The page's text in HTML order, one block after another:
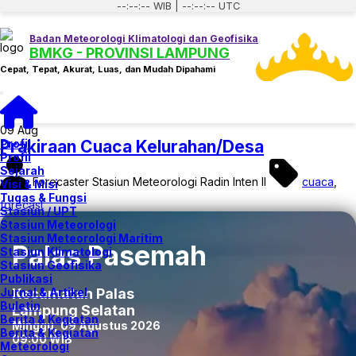
--:--:-- WIB | --:--:-- UTC
Badan Meteorologi Klimatologi dan Geofisika
BMKG - PROVINSI LAMPUNG
Cepat, Tepat, Akurat, Luas, dan Mudah Dipahami
Toggle navigation
Profil
Profil
Sejarah
Visi & Misi
Tugas & Fungsi
Stasiun / UPT
Stasiun Meteorologi
Stasiun Meteorologi Maritim
Stasiun Klimatologi
Stasiun Geofisika
Publikasi
Jurnal & Artikel
Buletin
Berita & Kegiatan
Berita & Kegiatan
Meteorologi
09 Aug
Prakiraan Cuaca Kelurahan/Desa
Forecaster Stasiun Meteorologi Radin Inten II cuaca
forecast
Palas Pasemah
Kecamatan Palas
Lampung Selatan
Minggu, 09 Agustus 2026
09:00 WIB